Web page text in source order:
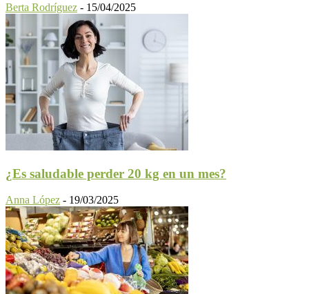
Berta Rodríguez - 15/04/2025
¿Es saludable perder 20 kg en un mes?
Anna López - 19/03/2025